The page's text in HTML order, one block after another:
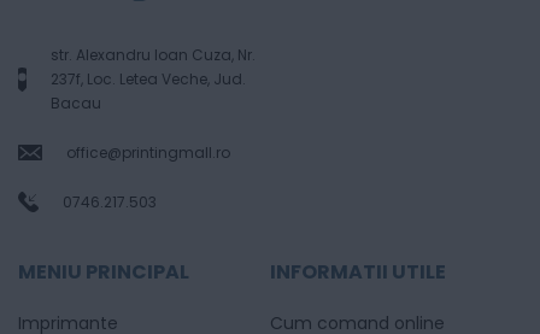
str. Alexandru Ioan Cuza, Nr.
237f, Loc. Letea Veche, Jud.
Bacau
office@printingmall.ro
0746.217.503
MENIU PRINCIPAL
Imprimante
INFORMATII UTILE
Cum comand online